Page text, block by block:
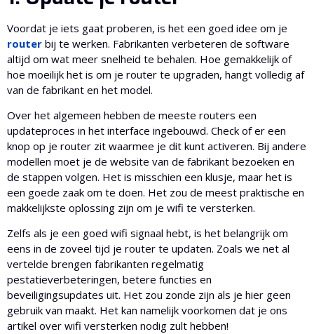
Voordat je iets gaat proberen, is het een goed idee om je
router bij te werken. Fabrikanten verbeteren de software
altijd om wat meer snelheid te behalen. Hoe gemakkelijk of
hoe moeilijk het is om je router te upgraden, hangt volledig af
van de fabrikant en het model.
Over het algemeen hebben de meeste routers een
updateproces in het interface ingebouwd. Check of er een
knop op je router zit waarmee je dit kunt activeren. Bij andere
modellen moet je de website van de fabrikant bezoeken en
de stappen volgen. Het is misschien een klusje, maar het is
een goede zaak om te doen. Het zou de meest praktische en
makkelijkste oplossing zijn om je wifi te versterken.
Zelfs als je een goed wifi signaal hebt, is het belangrijk om
eens in de zoveel tijd je router te updaten. Zoals we net al
vertelde brengen fabrikanten regelmatig
pestatieverbeteringen, betere functies en
beveiligingsupdates uit. Het zou zonde zijn als je hier geen
gebruik van maakt. Het kan namelijk voorkomen dat je ons
artikel over wifi versterken nodig zult hebben!